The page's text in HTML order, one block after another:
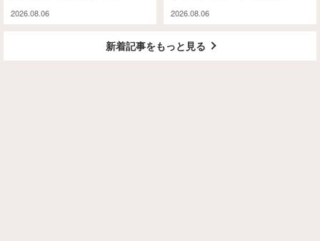
2026.08.06
と…
2026.08.06
新着記事をもっと見る